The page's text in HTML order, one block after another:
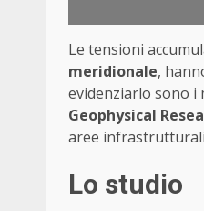
Le tensioni
meridionale,
evidenziarlo sono i
Geophysical
aree
Lo studio